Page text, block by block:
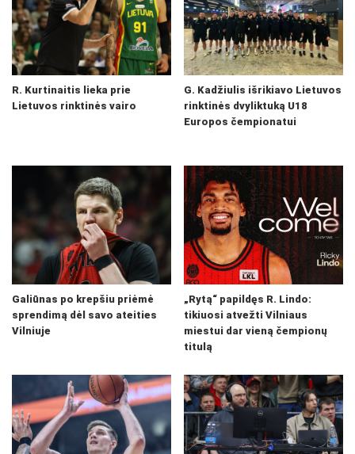
R. Kurtinaitis lieka prie
Lietuvos rinktinės vairo
G. Kadžiulis išrikiavo Lietuvos
rinktinės dvyliktuką U18
Europos čempionatui
Galiūnas po krepšiu priėmė
sprendimą dėl savo ateities
Vilniuje
„Rytą“ papildęs R. Lindo:
tikiuosi atvežti Vilniaus
miestui dar vieną čempionų
titulą